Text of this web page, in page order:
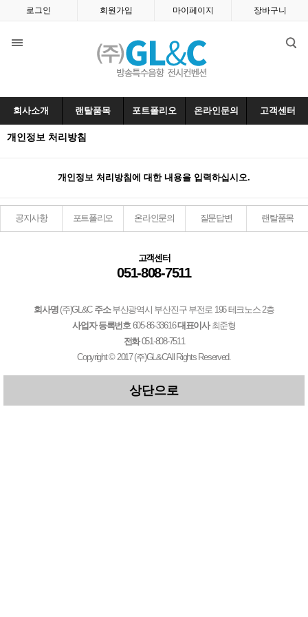
로그인 회원가입 마이페이지 장바구니
회사소개 랜탈품목 포트폴리오 온라인문의 고객센터
개인정보 처리방침
개인정보 처리방침에 대한 내용을 입력하십시오.
공지사항 포트폴리오 온라인문의 질문답변 랜탈품목
고객센터
051-808-7511
회사명(주)GL&C 주소부산광역시 부산진구 부전로 196 테크노스 2층
사업자 등록번호605-86-33616대표이사최준형
전화051-808-7511
Copyright © 2017(주)GL&CAll Rights Reserved.
상단으로